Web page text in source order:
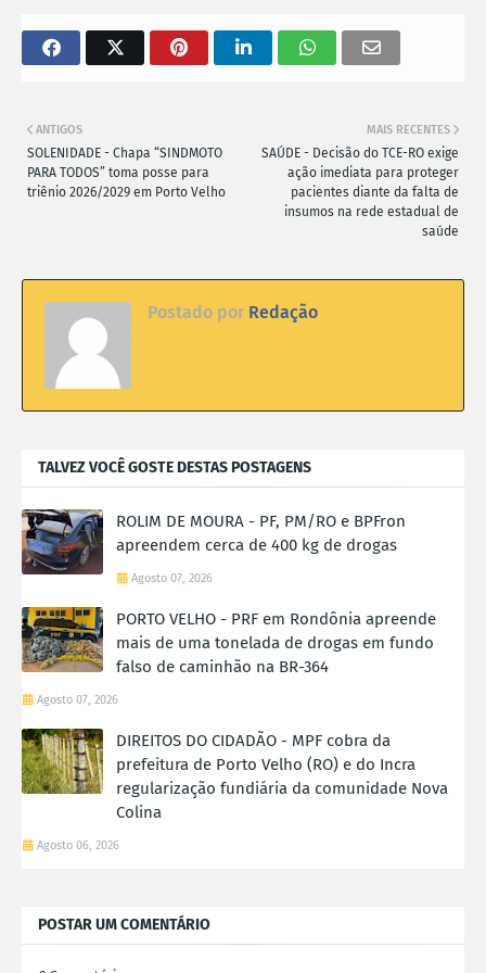
MAIS RECENTES
SAÚDE - Decisão do TCE-RO exige
ação imediata para proteger
pacientes diante da falta de
insumos na rede estadual de
saúde
ANTIGOS
SOLENIDADE - Chapa “SINDMOTO
PARA TODOS” toma posse para
triênio 2026/2029 em Porto Velho
Postado por Redação
TALVEZ VOCÊ GOSTE DESTAS POSTAGENS
ROLIM DE MOURA - PF, PM/RO e BPFron
apreendem cerca de 400 kg de drogas
Agosto 07, 2026
PORTO VELHO - PRF em Rondônia apreende
mais de uma tonelada de drogas em fundo
falso de caminhão na BR-364
Agosto 07, 2026
DIREITOS DO CIDADÃO - MPF cobra da
prefeitura de Porto Velho (RO) e do Incra
regularização fundiária da comunidade Nova
Colina
Agosto 06, 2026
POSTAR UM COMENTÁRIO